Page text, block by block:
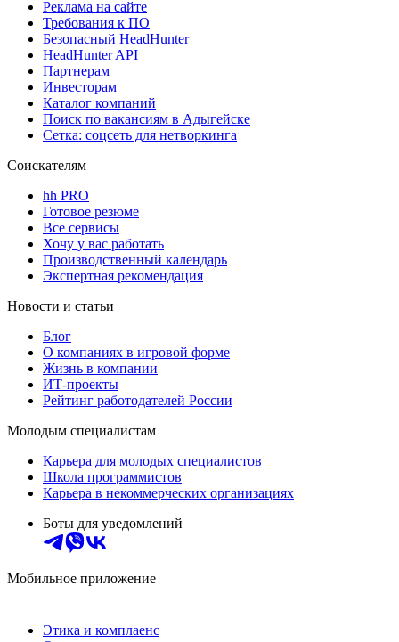
Реклама на сайте
Требования к ПО
Безопасный HeadHunter
HeadHunter API
Партнерам
Инвесторам
Каталог компаний
Поиск по вакансиям в Адыгейске
Сетка: соцсеть для нетворкинга
Соискателям
hh PRO
Готовое резюме
Все сервисы
Хочу у вас работать
Производственный календарь
Экспертная рекомендация
Новости и статьи
Блог
О компаниях в игровой форме
Жизнь в компании
ИТ-проекты
Рейтинг работодателей России
Молодым специалистам
Карьера для молодых специалистов
Школа программистов
Карьера в некоммерческих организациях
Боты для уведомлений
Мобильное приложение
Этика и комплаенс